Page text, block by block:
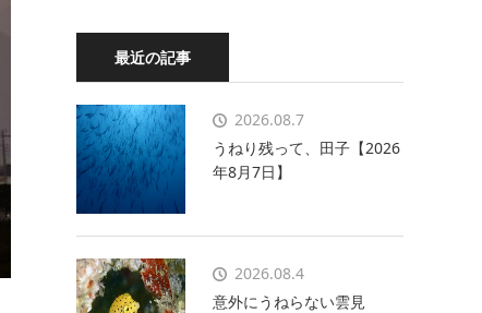
最近の記事
2026.08.7
うねり残って、田子【2026
年8月7日】
2026.08.4
意外にうねらない雲見